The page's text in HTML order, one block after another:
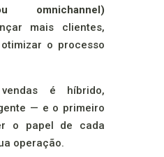
omnichannel)
mais clientes,
o processo
é híbrido,
— e o primeiro
o papel de cada
operação.